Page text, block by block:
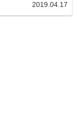
2019.04.17